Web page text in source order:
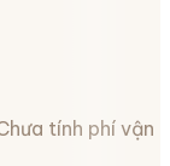
tính phí vận